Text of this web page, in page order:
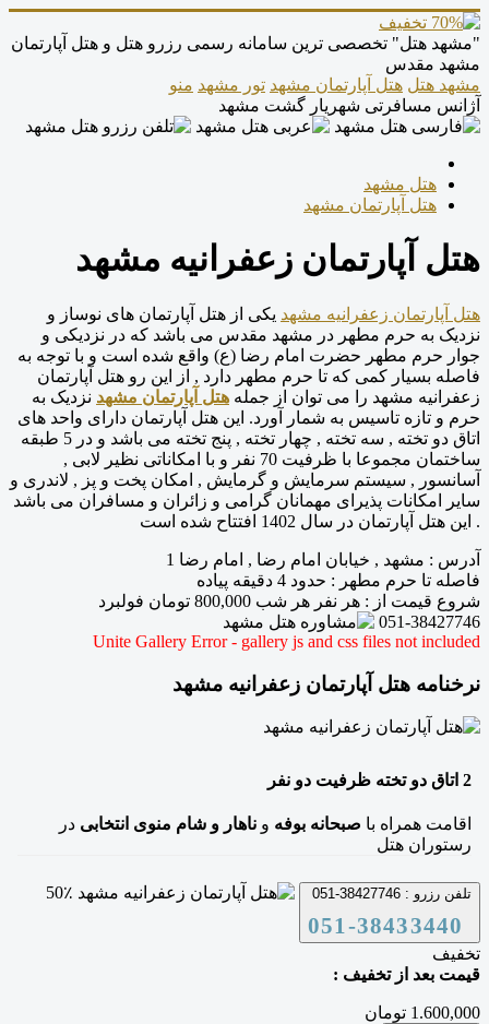
"مشهد هتل" تخصصی ترین سامانه رسمی رزرو هتل و هتل آپارتمان
مشهد مقدس
مشهد هتل هتل آپارتمان مشهد تور مشهد منو
آژانس مسافرتی شهریار گشت مشهد
هتل مشهد
هتل آپارتمان مشهد
هتل آپارتمان زعفرانیه مشهد
هتل آپارتمان زعفرانیه مشهد یکی از هتل آپارتمان های نوساز و
نزدیک به حرم مطهر در مشهد مقدس می باشد که در نزدیکی و
جوار حرم مطهر حضرت امام رضا (ع) واقع شده است و با توجه به
فاصله بسیار کمی که تا حرم مطهر دارد , از این رو هتل آپارتمان
زعفرانیه مشهد را می توان از جمله هتل آپارتمان مشهد نزدیک به
حرم و تازه تاسیس به شمار آورد. این هتل آپارتمان دارای واحد های
اتاق دو تخته , سه تخته , چهار تخته , پنج تخته می باشد و در 5 طبقه
ساختمان مجموعا با ظرفیت 70 نفر و با امکاناتی نظیر لابی ,
آسانسور , سیستم سرمایش و گرمایش , امکان پخت و پز , لاندری و
سایر امکانات پذیرای مهمانان گرامی و زائران و مسافران می باشد
. این هتل آپارتمان در سال 1402 افتتاح شده است
آدرس : مشهد , خیابان امام رضا , امام رضا 1
فاصله تا حرم مطهر : حدود 4 دقیقه پیاده
شروع قیمت از : هر نفر هر شب 800,000 تومان فولبرد
051-38427746
Unite Gallery Error - gallery js and css files not included
نرخنامه هتل آپارتمان زعفرانیه مشهد
2 اتاق دو تخته ظرفیت دو نفر
اقامت همراه با صبحانه بوفه و ناهار و شام منوی انتخابی در
رستوران هتل
تلفن رزرو : 38427746-051
051-38433440
50٪
تخفیف
قیمت بعد از تخفیف :
1.600,000 تومان